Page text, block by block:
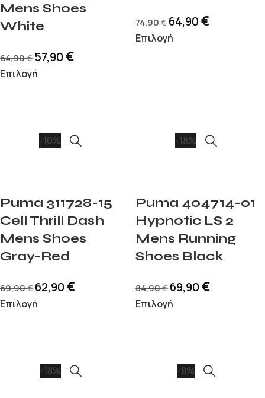
Mens Shoes
White
64,90€ 57,90€
Επιλογή
74,90€ 64,90€
Επιλογή
-10%
Puma 311728-15
Cell Thrill Dash
Mens Shoes
Gray-Red
69,90€ 62,90€
Επιλογή
-18%
Puma 404714-01
Hypnotic LS 2
Mens Running
Shoes Black
84,90€ 69,90€
Επιλογή
-18% -8%